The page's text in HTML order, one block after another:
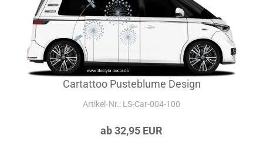
Cartattoo Pusteblume Design
Artikel‑Nr.: LS-Car-004-100
ab 32,95 EUR